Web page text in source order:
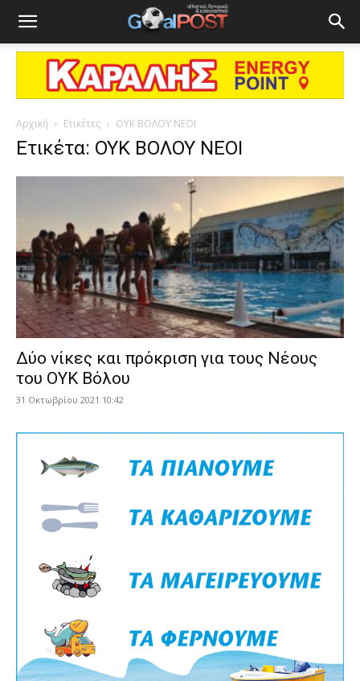
Αρχική Ετικέτες ΟΥΚ ΒΟΛΟΥ ΝΕΟΙ
Ετικέτα: ΟΥΚ ΒΟΛΟΥ ΝΕΟΙ
Δύο νίκες και πρόκριση για τους Νέους
του ΟΥΚ Βόλου
31 Οκτωβρίου 2021 10:42